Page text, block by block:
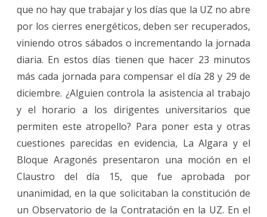
que no hay que trabajar y los días que la UZ no abre
por los cierres energéticos, deben ser recuperados,
viniendo otros sábados o incrementando la jornada
diaria. En estos días tienen que hacer 23 minutos
más cada jornada para compensar el día 28 y 29 de
diciembre. ¿Alguien controla la asistencia al trabajo
y el horario a los dirigentes universitarios que
permiten este atropello? Para poner esta y otras
cuestiones parecidas en evidencia, La Algara y el
Bloque Aragonés presentaron una moción en el
Claustro del día 15, que fue aprobada por
unanimidad, en la que solicitaban la constitución de
un Observatorio de la Contratación en la UZ. En el